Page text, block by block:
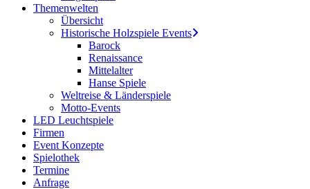
Themenwelten
Übersicht
Historische Holzspiele Events
Barock
Renaissance
Mittelalter
Hanse Spiele
Weltreise & Länderspiele
Motto-Events
LED Leuchtspiele
Firmen
Event Konzepte
Spielothek
Termine
Anfrage